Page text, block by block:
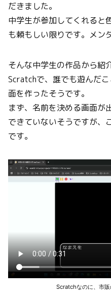
だきました。
中学生が参加してくれると
も頼もしい限りです。メン
そんな中学生の作品から紹
Scratchで、誰でも遊んだ
面を作ったそうです。
まず、名前を決める画面
できていないそうですが、
です。
Scratchなのに、市販